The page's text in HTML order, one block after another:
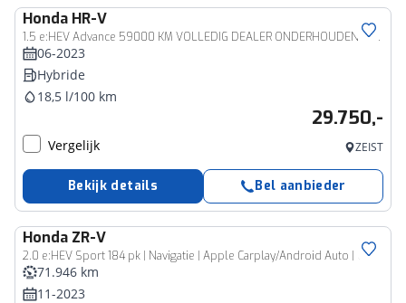
Honda HR-V
1.5 e:HEV Advance 59000 KM VOLLEDIG DEALER ONDERHOUDEN INCL HONDA HISTORY
06-2023
Hybride
18,5 l/100 km
29.750,-
Vergelijk ZEIST
Bekijk details Bel aanbieder
Honda ZR-V
2.0 e:HEV Sport 184 pk | Navigatie | Apple Carplay/Android Auto | Climate control | Cruise Control Adaptief | 18 inch |
71.946 km
11-2023